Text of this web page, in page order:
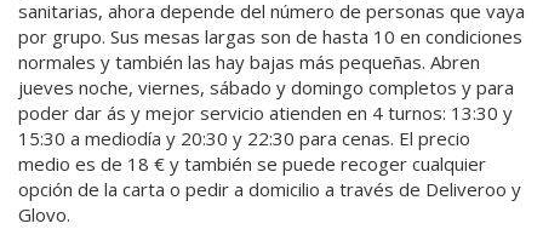
sanitarias, ahora depende del número de personas que vaya
por grupo. Sus mesas largas son de hasta 10 en condiciones
normales y también las hay bajas más pequeñas. Abren
jueves noche, viernes, sábado y domingo completos y para
poder dar ás y mejor servicio atienden en 4 turnos: 13:30 y
15:30 a mediodía y 20:30 y 22:30 para cenas. El precio
medio es de 18 € y también se puede recoger cualquier
opción de la carta o pedir a domicilio a través de Deliveroo y
Glovo.